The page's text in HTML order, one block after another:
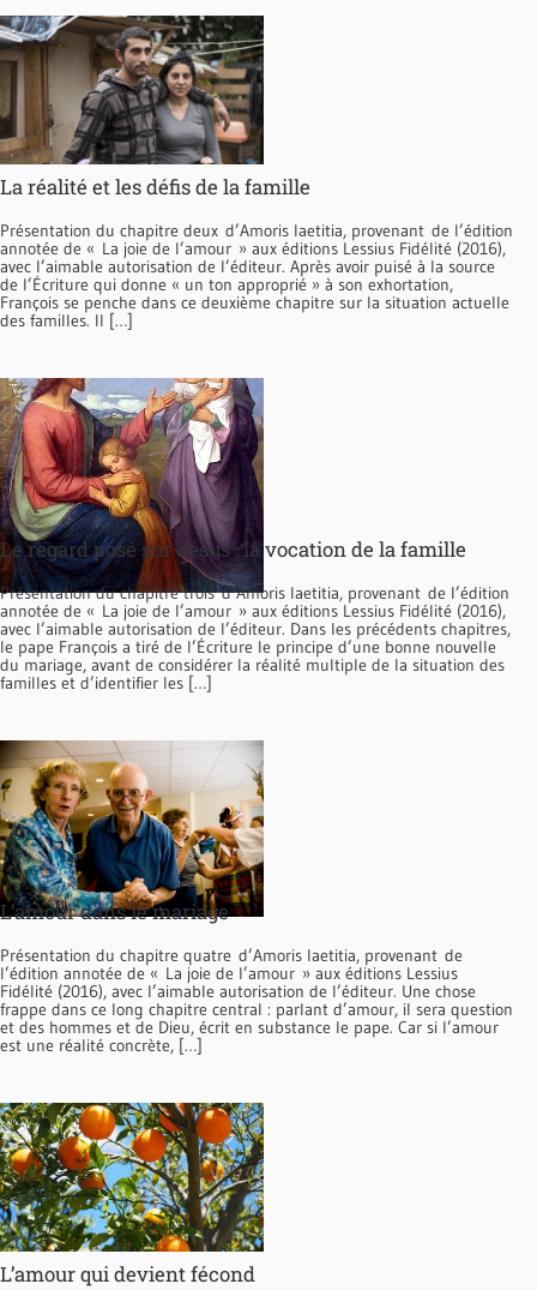
La réalité et les défis de la famille
Présentation du chapitre deux d’Amoris laetitia, provenant de l’édition
annotée de « La joie de l’amour » aux éditions Lessius Fidélité (2016),
avec l’aimable autorisation de l’éditeur. Après avoir puisé à la source
de l’Écriture qui donne « un ton approprié » à son exhortation,
François se penche dans ce deuxième chapitre sur la situation actuelle
des familles. Il […]
Le regard posé sur Jésus : la vocation de la famille
Présentation du chapitre trois d’Amoris laetitia, provenant de l’édition
annotée de « La joie de l’amour » aux éditions Lessius Fidélité (2016),
avec l’aimable autorisation de l’éditeur. Dans les précédents chapitres,
le pape François a tiré de l’Écriture le principe d’une bonne nouvelle
du mariage, avant de considérer la réalité multiple de la situation des
familles et d’identifier les […]
L’amour dans le mariage
Présentation du chapitre quatre d’Amoris laetitia, provenant de
l’édition annotée de « La joie de l’amour » aux éditions Lessius
Fidélité (2016), avec l’aimable autorisation de l’éditeur. Une chose
frappe dans ce long chapitre central : parlant d’amour, il sera question
et des hommes et de Dieu, écrit en substance le pape. Car si l’amour
est une réalité concrète, […]
L’amour qui devient fécond